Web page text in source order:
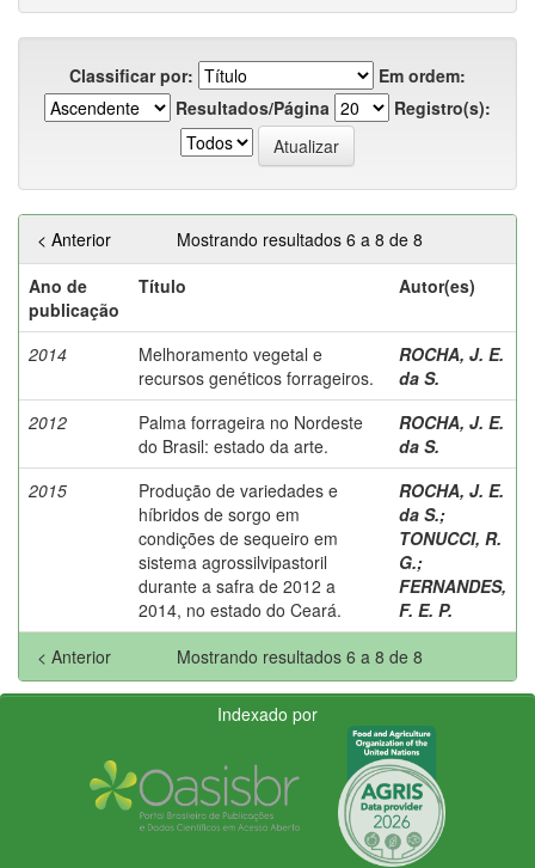
Classificar por:
Em ordem:
Resultados/Página
Registro(s):
Mostrando resultados 6 a 8 de 8
< Anterior
Ano de
publicação
Título Autor(es)
2014
Melhoramento vegetal e
recursos genéticos forrageiros.
ROCHA, J. E.
da S.
2012
Palma forrageira no Nordeste
do Brasil: estado da arte.
ROCHA, J. E.
da S.
2015
Produção de variedades e
híbridos de sorgo em
condições de sequeiro em
sistema agrossilvipastoril
durante a safra de 2012 a
2014, no estado do Ceará.
ROCHA, J. E.
da S.;
TONUCCI, R.
G.;
FERNANDES,
F. E. P.
Mostrando resultados 6 a 8 de 8
< Anterior
Indexado por